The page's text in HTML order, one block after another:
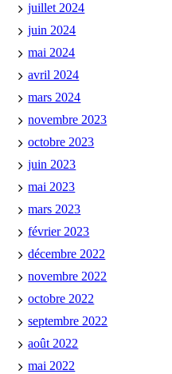
juillet 2024
juin 2024
mai 2024
avril 2024
mars 2024
novembre 2023
octobre 2023
juin 2023
mai 2023
mars 2023
février 2023
décembre 2022
novembre 2022
octobre 2022
septembre 2022
août 2022
mai 2022